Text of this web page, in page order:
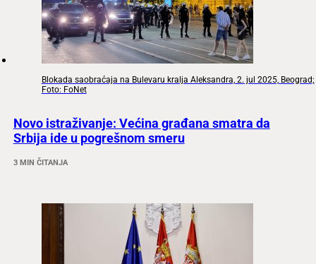
Blokada saobraćaja na Bulevaru kralja Aleksandra, 2. jul 2025, Beograd;
Foto: FoNet
Novo istraživanje: Većina građana smatra da
Srbija ide u pogrešnom smeru
3 MIN ČITANJA